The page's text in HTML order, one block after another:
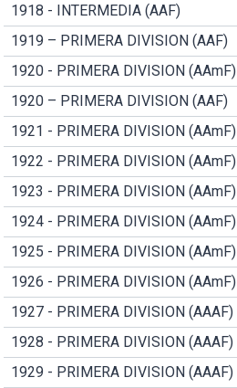
1918 - INTERMEDIA (AAF)
1919 – PRIMERA DIVISION (AAF)
1920 - PRIMERA DIVISION (AAmF)
1920 – PRIMERA DIVISION (AAF)
1921 - PRIMERA DIVISION (AAmF)
1922 - PRIMERA DIVISION (AAmF)
1923 - PRIMERA DIVISION (AAmF)
1924 - PRIMERA DIVISION (AAmF)
1925 - PRIMERA DIVISION (AAmF)
1926 - PRIMERA DIVISION (AAmF)
1927 - PRIMERA DIVISION (AAAF)
1928 - PRIMERA DIVISION (AAAF)
1929 - PRIMERA DIVISION (AAAF)